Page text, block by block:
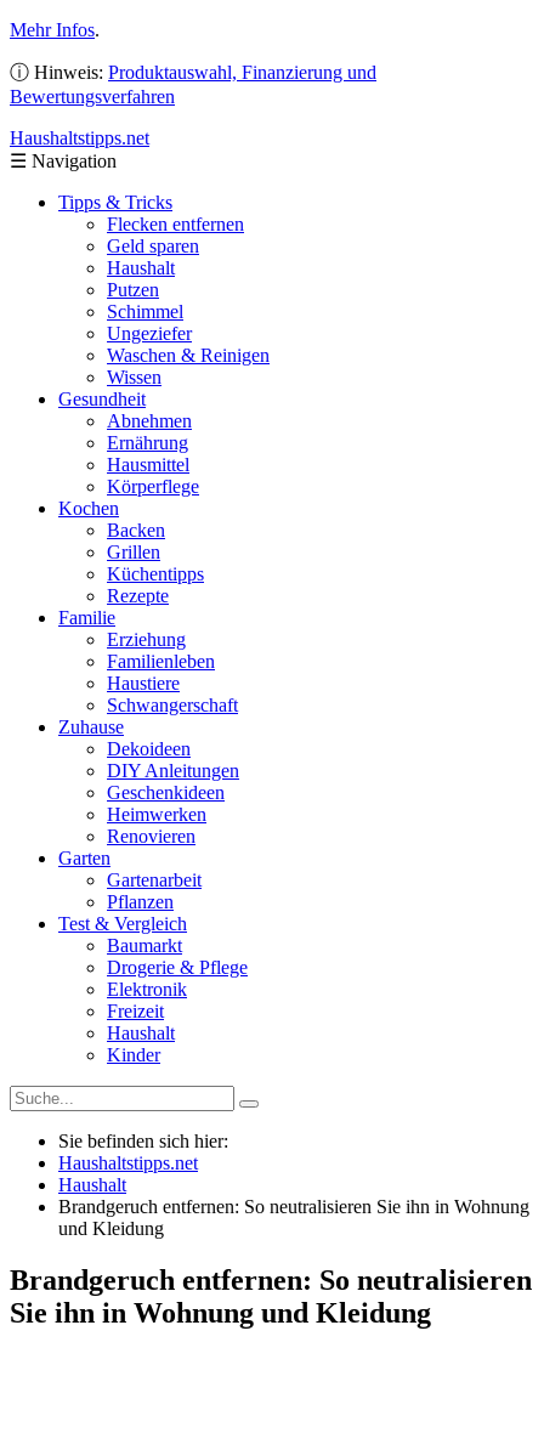
Mehr Infos.
ⓘ Hinweis: Produktauswahl, Finanzierung und
Bewertungsverfahren
Haushaltstipps.net
☰ Navigation
Tipps & Tricks
Flecken entfernen
Geld sparen
Haushalt
Putzen
Schimmel
Ungeziefer
Waschen & Reinigen
Wissen
Gesundheit
Abnehmen
Ernährung
Hausmittel
Körperflege
Kochen
Backen
Grillen
Küchentipps
Rezepte
Familie
Erziehung
Familienleben
Haustiere
Schwangerschaft
Zuhause
Dekoideen
DIY Anleitungen
Geschenkideen
Heimwerken
Renovieren
Garten
Gartenarbeit
Pflanzen
Test & Vergleich
Baumarkt
Drogerie & Pflege
Elektronik
Freizeit
Haushalt
Kinder
Sie befinden sich hier:
Haushaltstipps.net
Haushalt
Brandgeruch entfernen: So neutralisieren Sie ihn in Wohnung
und Kleidung
Brandgeruch entfernen: So neutralisieren
Sie ihn in Wohnung und Kleidung